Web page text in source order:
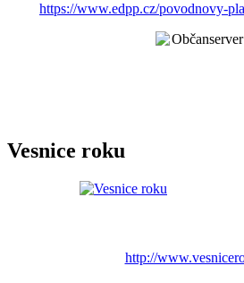
https://www.edpp.cz/povodnovy-
Vesnice roku
http://